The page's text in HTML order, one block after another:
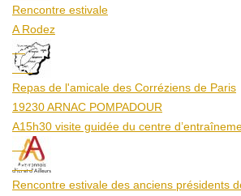
Rencontre estivale
A Rodez
23
Aoû
Repas de l'amicale des Corréziens de Paris
19230 ARNAC POMPADOUR
A15h30 visite guidée du centre
25
Aoû
Rencontre estivale des anciens présidents